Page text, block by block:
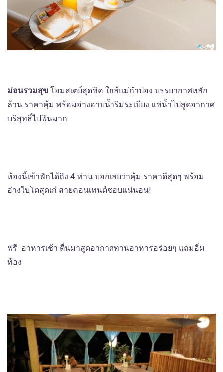
ม่อนรวมสุข โฮมสเตย์สุดชิค ใกล้แม่กำปอง บรรยากาศหลัก
ล้าน ราคาคุ้ม พร้อมอ่างอาบน้ำริมระเบียง แช่น้ำไปสูดอากาศ
บริสุทธิ์ไปฟินมาก
ห้องนี้เข้าพักได้ถึง 4 ท่าน บอกเลยว่าคุ้ม ราคาดีสุดๆ พร้อม
อ่างใบโตสุดเก๋ สายคอนเทนต์ชอบแน่นอน!
ฟรี อาหารเช้า ตื่นมาสูดอากาศทานอาหารอร่อยๆ แถมอิ่ม
ท้อง